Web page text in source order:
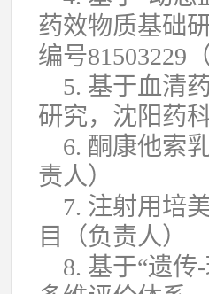
药效物质基础
编号81503229
5. 基于血清
研究，沈阳药
6. 酮康他索
责人）
7. 注射用培
目（负责人）
8. 基于“遗